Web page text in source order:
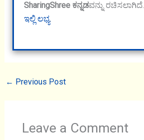
SharingShree ಕನ್ನಡವನ್ನು ರಚಿಸಲಾಗಿದೆ.
ಇಲ್ಲಿ ಲಭ್ಯ.
← Previous Post
Leave a Comment